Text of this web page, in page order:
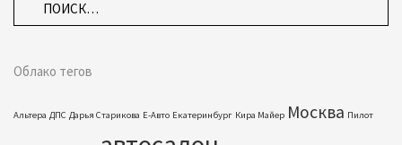
Облако тегов
Альтера ДПС Дарья Старикова Е-Авто Екатеринбург Кира Майер Москва Пилот